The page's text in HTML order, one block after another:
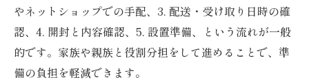
やネットショップでの手配、3. 配送・受け取り日時の確
認、4. 開封と内容確認、5. 設置準備、という流れが一般
的です。家族や親族と役割分担をして進めることで、準
備の負担を軽減できます。